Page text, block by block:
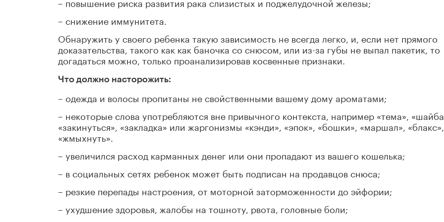
– снижение иммунитета.
Обнаружить у своего ребенка такую зависимость не всегда легко, и, если нет прямого
доказательства, такого как как баночка со снюсом, или из-за губы не выпал пакетик, то
догадаться можно, только проанализировав косвенные признаки.
Что должно насторожить:
– одежда и волосы пропитаны не свойственными вашему дому ароматами;
– некоторые слова употребляются вне привычного контекста, например «тема»,
«закинуться», «закладка» или жаргонизмы «кэнди», «эпок», «бошки», «маршал», «блакс»,
«жмыхнуть».
– увеличился расход карманных денег или они пропадают из вашего кошелька;
– в социальных сетях ребенок может быть подписан на продавцов снюса;
– резкие перепады настроения, от моторной заторможенности до эйфории;
– ухудшение здоровья, жалобы на тошноту, рвота, головные боли;